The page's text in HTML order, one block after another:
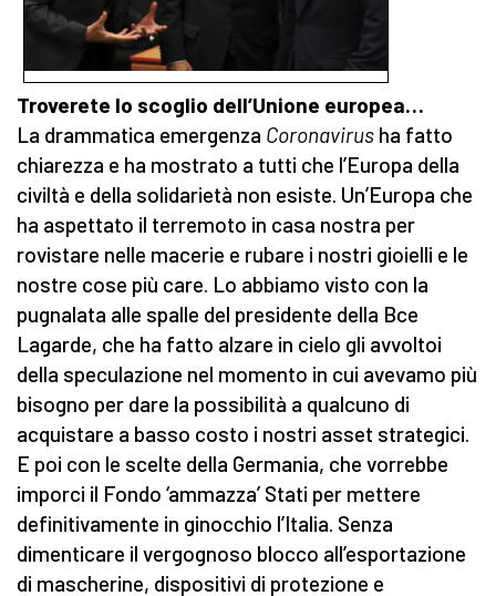
Troverete lo scoglio dell’Unione europea…
La drammatica emergenza Coronavirus ha fatto
chiarezza e ha mostrato a tutti che l’Europa della
civiltà e della solidarietà non esiste. Un’Europa che
ha aspettato il terremoto in casa nostra per
rovistare nelle macerie e rubare i nostri gioielli e le
nostre cose più care. Lo abbiamo visto con la
pugnalata alle spalle del presidente della Bce
Lagarde, che ha fatto alzare in cielo gli avvoltoi
della speculazione nel momento in cui avevamo più
bisogno per dare la possibilità a qualcuno di
acquistare a basso costo i nostri asset strategici.
E poi con le scelte della Germania, che vorrebbe
imporci il Fondo ‘ammazza’ Stati per mettere
definitivamente in ginocchio l’Italia. Senza
dimenticare il vergognoso blocco all’esportazione
di mascherine, dispositivi di protezione e